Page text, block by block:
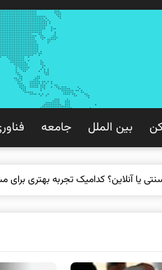
بین الملل جامعه
یا آنلاین؟ کدامیک تجربه بهتری برای